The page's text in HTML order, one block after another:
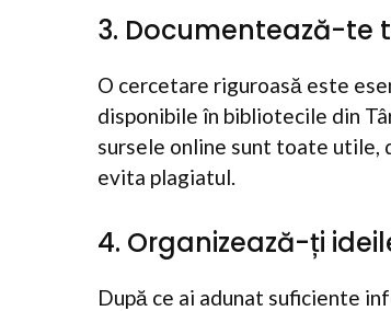
3. Documentează-te
O cercetare riguroasă este
disponibile în bibliotecile din
sursele online sunt toate utile,
evita plagiatul.
4. Organizează-ți
După ce ai adunat suficiente